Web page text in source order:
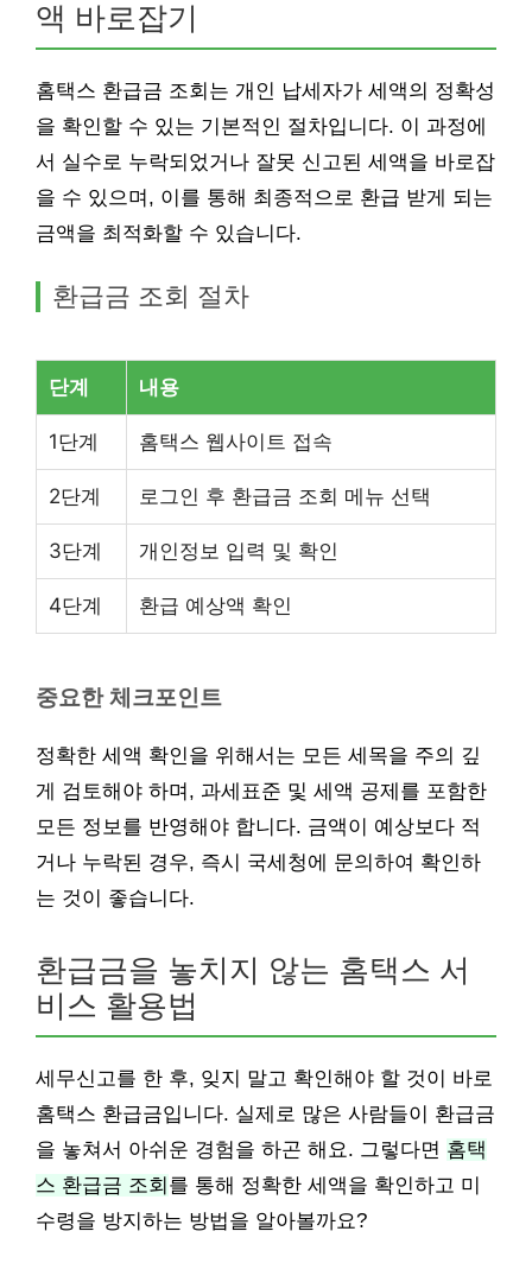
액 바로잡기
홈택스 환급금 조회는 개인 납세자가 세액의 정확성
을 확인할 수 있는 기본적인 절차입니다. 이 과정에
서 실수로 누락되었거나 잘못 신고된 세액을 바로잡
을 수 있으며, 이를 통해 최종적으로 환급 받게 되는
금액을 최적화할 수 있습니다.
환급금 조회 절차
단계 내용
1단계 홈택스 웹사이트 접속
2단계 로그인 후 환급금 조회 메뉴 선택
3단계 개인정보 입력 및 확인
4단계 환급 예상액 확인
중요한 체크포인트
정확한 세액 확인을 위해서는 모든 세목을 주의 깊
게 검토해야 하며, 과세표준 및 세액 공제를 포함한
모든 정보를 반영해야 합니다. 금액이 예상보다 적
거나 누락된 경우, 즉시 국세청에 문의하여 확인하
는 것이 좋습니다.
환급금을 놓치지 않는 홈택스 서
비스 활용법
세무신고를 한 후, 잊지 말고 확인해야 할 것이 바로
홈택스 환급금입니다. 실제로 많은 사람들이 환급금
을 놓쳐서 아쉬운 경험을 하곤 해요. 그렇다면 홈택
스 환급금 조회 를 통해 정확한 세액을 확인하고 미
수령을 방지하는 방법을 알아볼까요?